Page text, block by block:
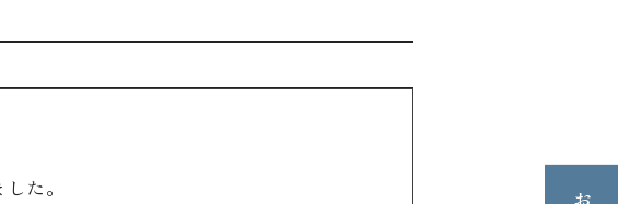
た。